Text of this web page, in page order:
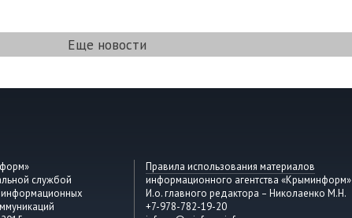
Еще новости
службой
информационных
Правила использования материалов
информационного агентства «Крыминформ»
И.о. главного редактора – Николаенко М.Н.
+7-978-782-19-20